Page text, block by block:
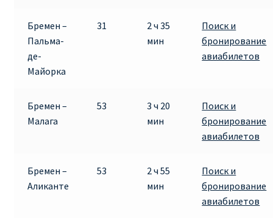
Бремен –
Пальма-
де-
Майорка
31
2 ч 35
мин
Поиск и
бронирование
авиабилетов
Бремен –
Малага
53
3 ч 20
мин
Поиск и
бронирование
авиабилетов
Бремен –
Аликанте
53
2 ч 55
мин
Поиск и
бронирование
авиабилетов